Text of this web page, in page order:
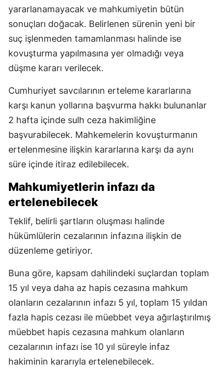
yararlanamayacak ve mahkumiyetin bütün
sonuçları doğacak. Belirlenen sürenin yeni bir
suç işlenmeden tamamlanması halinde ise
kovuşturma yapılmasına yer olmadığı veya
düşme kararı verilecek.
Cumhuriyet savcılarının erteleme kararlarına
karşı kanun yollarına başvurma hakkı bulunanlar
2 hafta içinde sulh ceza hakimliğine
başvurabilecek. Mahkemelerin kovuşturmanın
ertelenmesine ilişkin kararlarına karşı da aynı
süre içinde itiraz edilebilecek.
Mahkumiyetlerin infazı da
ertelenebilecek
Teklif, belirli şartların oluşması halinde
hükümlülerin cezalarının infazına ilişkin de
düzenleme getiriyor.
Buna göre, kapsam dahilindeki suçlardan toplam
15 yıl veya daha az hapis cezasına mahkum
olanların cezalarının infazı 5 yıl, toplam 15 yıldan
fazla hapis cezası ile müebbet veya ağırlaştırılmış
müebbet hapis cezasına mahkum olanların
cezalarının infazı ise 10 yıl süreyle infaz
hakiminin kararıyla ertelenebilecek.